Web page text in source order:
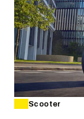
Scooter